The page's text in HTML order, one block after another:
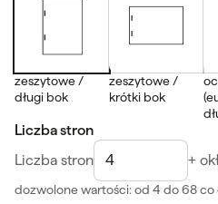
zeszytowe /
długi bok
zeszytowe /
krótki bok
Liczba stron
Liczba stron
+
dozwolone wartości: od 4 do 68co